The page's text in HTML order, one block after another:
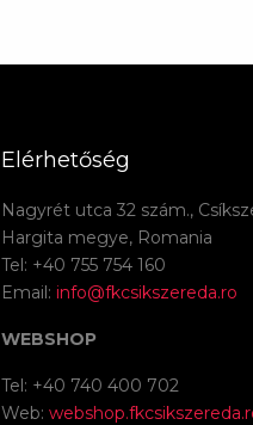
Elérhetőség
Nagyrét utca 32 szám.,
Hargita megye, Romania
Tel: +40 755 754 160
Email: info@fkcsikszereda.ro
WEBSHOP
Tel: +40 740 400 702
Web: